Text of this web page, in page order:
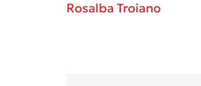
Rosalba Troiano